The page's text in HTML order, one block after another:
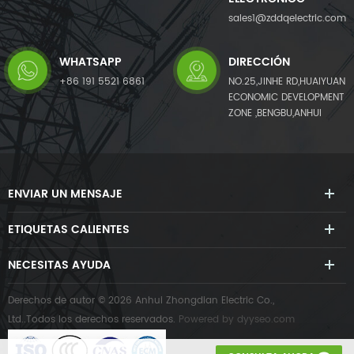
lograr la mejor combinación
sales1@zddqelectric.com
WHATSAPP
+86 191 5521 6861
DIRECCIÓN
NO.25,JINHE RD,HUAIYUAN
ECONOMIC DEVELOPMENT
ZONE ,BENGBU,ANHUI
ENVIAR UN MENSAJE
ETIQUETAS CALIENTES
NECESITAS AYUDA
Derechos de autor © 2026 Anhui Zhongdian Electric Co.,
Ltd..Todos los derechos reservados. Powered by dyyseo.com